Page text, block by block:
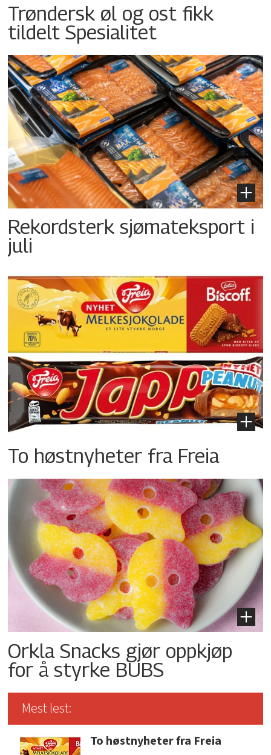
Trøndersk øl og ost fikk
tildelt Spesialitet
Rekordsterk sjømateksport i
juli
To høstnyheter fra Freia
Orkla Snacks gjør oppkjøp
for å styrke BUBS
Mest lest:
To høstnyheter fra Freia